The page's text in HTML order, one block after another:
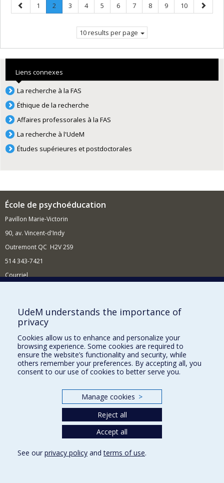
Previous
page
Page
1 Page
2
Current
Page
3 Page
4 Page
5 Page
6 Page
7 Page
8 Page
9 Page
10
Next
page
10 results per page
Liens connexes
La recherche à la FAS
Éthique de la recherche
Affaires professorales à la FAS
La recherche à l'UdeM
Études supérieures et postdoctorales
École de psychoéducation
Pavillon Marie-Victorin
90, av. Vincent-d'Indy
Outremont QC H2V 2S9
514 343-7421
Courriel
Comment soutenir l'École?
BESOIN D'AIDE?
Plan du site
Signaler une erreur
Accessibilité
Nos départements et écoles
UdeM understands the importance of
privacy
Cookies allow us to enhance and personalize your
browsing experience. Some cookies are required to
ensure the website’s functionality and security, while
others remember your preferences. By accepting all, you
consent to our use of cookies to better serve you.
Manage cookies >
Reject all
Accept all
See our privacy policy andterms of use.